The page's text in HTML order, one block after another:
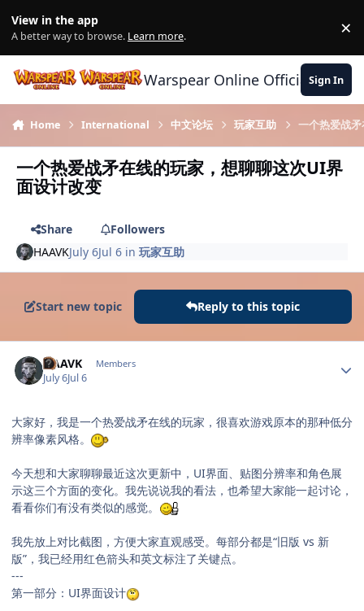
View in the app
A better way to browse. Learn more. ×
Warspear Online Official Forum
Sign In
Home International 中文论坛 玩家互助 一个热爱战
一个热爱战矛在线的玩家，想聊聊这次UI界
面设计改变
Share
Followers
HAAVKJuly 6Jul 6 in 玩家互助
Start new topic Reply to this topic
HAAVK Members
July 6Jul 6
大家好，我是一个热爱战矛在线的玩家，很喜欢游戏原本的那种低分
辨率像素风格。
今天想和大家聊聊最近这次更新中，UI界面、贴图分辨率和角色展
示这三个方面的变化。我先说说我的看法，也希望大家能一起讨论，
看看你们有没有类似的感觉。
我先放上对比截图，方便大家直观感受。每部分都是“旧版 vs 新
版”，我已经用红色箭头和英文标注了关键点。
---
第一部分：UI界面设计